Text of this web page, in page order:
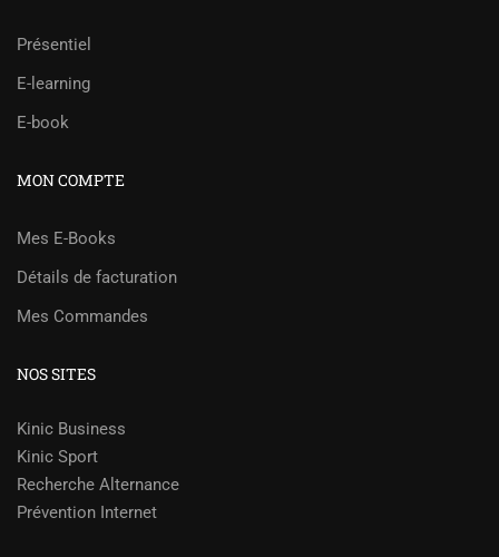
Présentiel
E-learning
E-book
MON COMPTE
Mes E-Books
Détails de facturation
Mes Commandes
NOS SITES
Kinic Business
Kinic Sport
Recherche Alternance
Prévention Internet